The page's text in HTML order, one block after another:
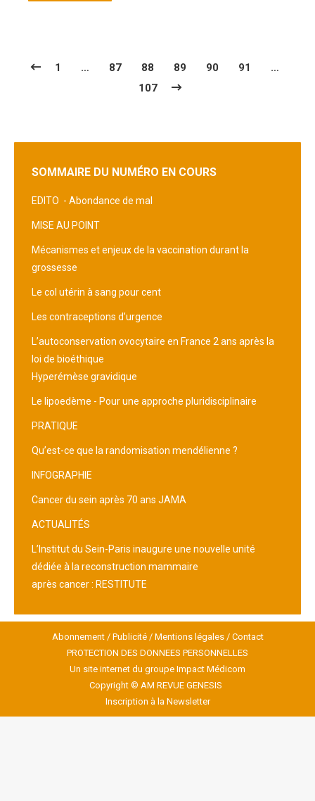
1 … 87 88 89 90 91
…
107
SOMMAIRE DU NUMÉRO EN COURS
EDITO - Abondance de mal
MISE AU POINT
Mécanismes et enjeux de la vaccination durant la
grossesse
Le col utérin à sang pour cent
Les contraceptions d’urgence
L’autoconservation ovocytaire en France 2 ans après la
loi de bioéthique
Hyperémèse gravidique
Le lipoedème - Pour une approche pluridisciplinaire
PRATIQUE
Qu’est-ce que la randomisation mendélienne ?
INFOGRAPHIE
Cancer du sein après 70 ans JAMA
ACTUALITÉS
L’Institut du Sein-Paris inaugure une nouvelle unité
dédiée à la reconstruction mammaire
après cancer : RESTITUTE
Abonnement/ Publicité/ Mentions légales/ Contact
PROTECTION DES DONNEES PERSONNELLES
Un site internet du groupe Impact Médicom
Copyright © AM REVUE GENESIS
Inscription à la Newsletter